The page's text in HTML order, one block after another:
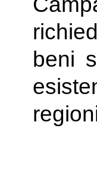
beni